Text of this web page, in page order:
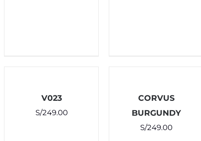
V023
S/249.00
CORVUS
BURGUNDY
S/249.00